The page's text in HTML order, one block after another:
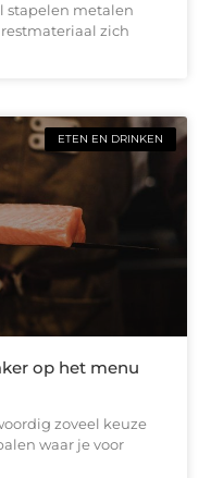
stapelen metalen
zich
ETEN EN DRINKEN
op het menu
zoveel keuze
waar je voor